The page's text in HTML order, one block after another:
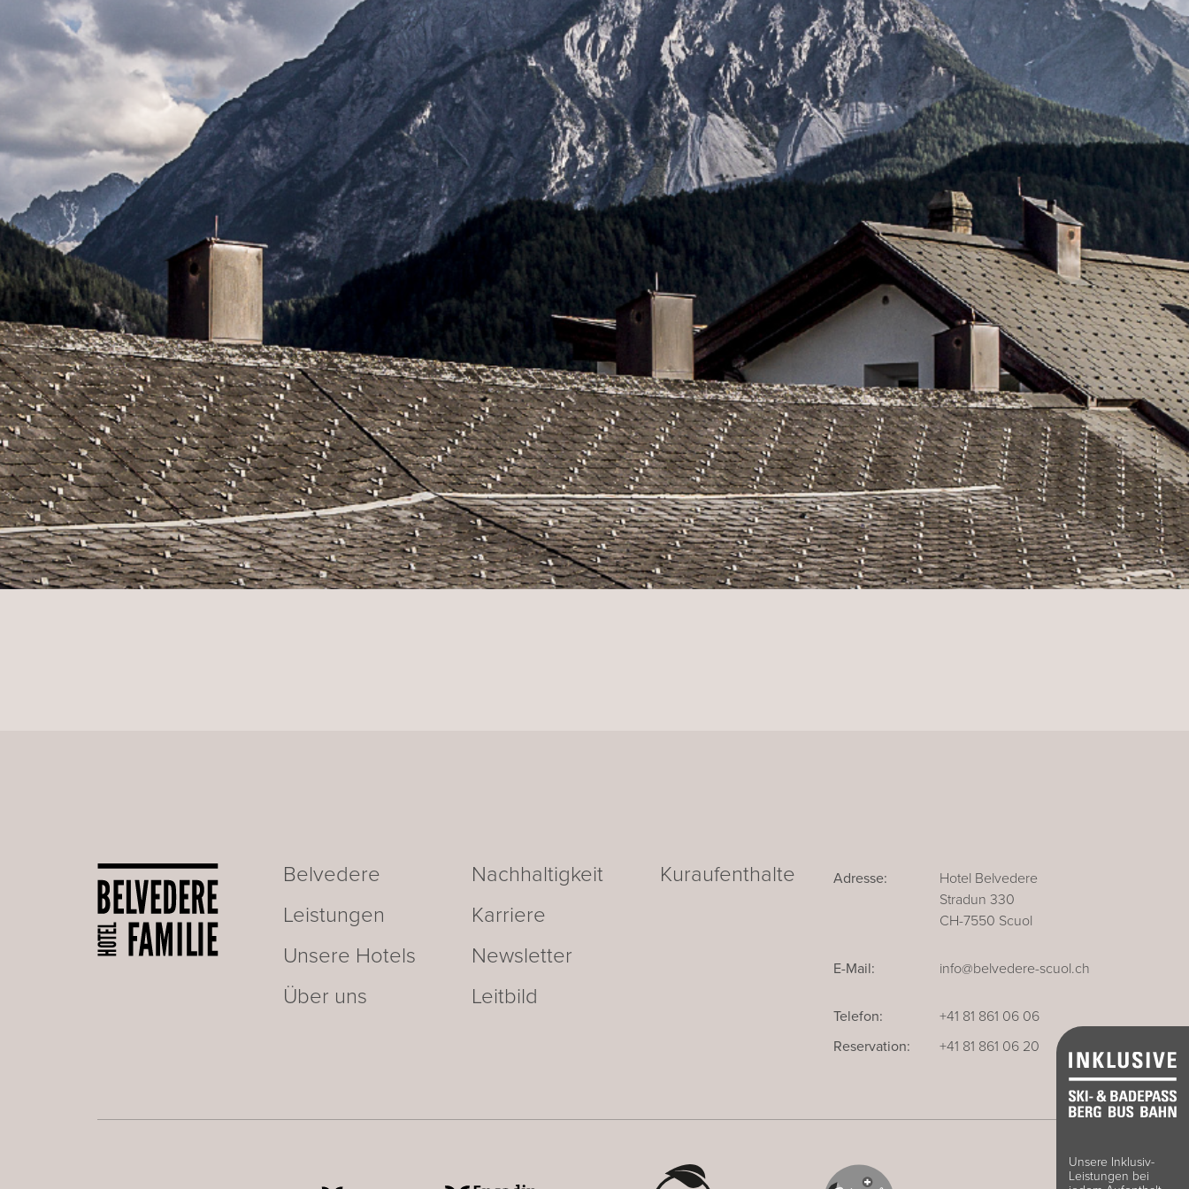
Unsere Inklusiv-
Leistungen bei
Belvedere
Leistungen
Unsere Hotels
Über uns
Nachhaltigkeit
Karriere
Newsletter
Leitbild
Kuraufenthalte Adresse:
Hotel Belvedere
Stradun 330
CH-7550 Scuol
E-Mail: info@belvedere-scuol.ch
Telefon:
+41 81 861 06 06
Reservation:
+41 81 861 06 20